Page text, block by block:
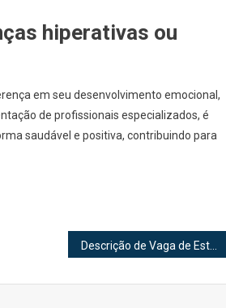
hiperativas ou
em seu desenvolvimento emocional,
de profissionais especializados, é
saudável e positiva, contribuindo para